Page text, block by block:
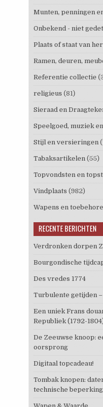
Munten, penningen
Onbekend - niet
Plaats of staat van
Ramen, deuren,
Referentie collectie
religieus (81)
Sieraad en
Speelgoed, muziek
Stijl en versieringen
Tabaksartikelen (55)
Topvondsten en
Vindplaats (982)
Wapens en
RECENTE BERICHTEN
Verdronken dorpen
Bourgondische
Des vredes 1774
Turbulente getijden
Een uniek Frans
Republiek (1792-
De Zeeuwse knoop:
oorsprong
Digitaal topcadeau!
Tombak knopen:
technische